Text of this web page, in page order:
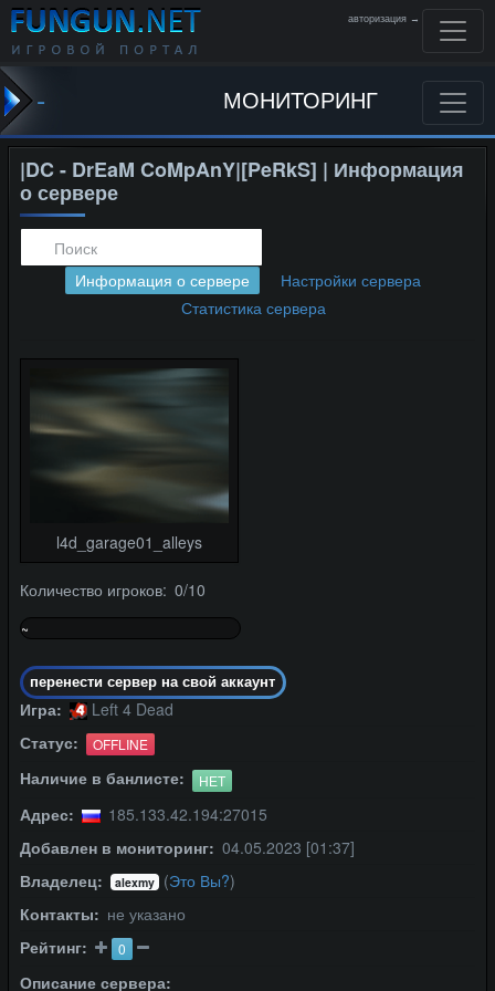
авторизация →
- МОНИТОРИНГ
|DC - DrEaM CoMpAnY|[PeRkS] | Информация
о сервере
Информация о сервере
Настройки сервера
Статистика сервера
l4d_garage01_alleys
Количество игроков: 0/10
~
перенести сервер на свой аккаунт
Игра:
Left 4 Dead
Статус:
OFFLINE
Наличие в банлисте: НЕТ
Адрес:
185.133.42.194:27015
Добавлен в мониторинг: 04.05.2023 [01:37]
Владелец:
alexmy (Это Вы?)
Контакты: не указано
Рейтинг:
0
Описание сервера: